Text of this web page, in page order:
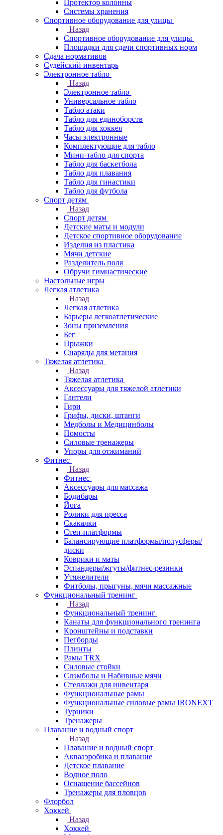
Протектор колонны
Системы хранения
Спортивное оборудование для улицы
Назад
Спортивное оборудование для улицы
Площадки для сдачи спортивных норм
Сдача нормативов
Судейский инвентарь
Электронное табло
Назад
Электронное табло
Универсальное табло
Табло атаки
Табло для единоборств
Табло для хоккея
Часы электронные
Комплектующие для табло
Мини-табло для спорта
Табло для баскетбола
Табло для плавания
Табло для гинастики
Табло для футбола
Спорт детям
Назад
Спорт детям
Детские маты и модули
Детское спортивное оборудование
Изделия из пластика
Мячи детские
Разделитель поля
Обручи гимнастические
Настольные игры
Легкая атлетика
Назад
Легкая атлетика
Барьеры легкоатлетические
Зоны приземления
Бег
Прыжки
Снаряды для метания
Тяжелая атлетика
Назад
Тяжелая атлетика
Аксессуары для тяжелой атлетики
Гантели
Гири
Грифы, диски, штанги
Медболы и Медицинболы
Помосты
Силовые тренажеры
Упоры для отжиманий
Фитнес
Назад
Фитнес
Аксессуары для массажа
Бодибары
Йога
Ролики для пресса
Скакалки
Степ-платформы
Балансирующие платформы/полусферы/
диски
Коврики и маты
Эспандеры/жгуты/фитнес-резинки
Утяжелители
Фитболы, прыгуны, мячи массажные
Функциональный тренинг
Назад
Функциональный тренинг
Канаты для функционального тренинга
Кронштейны и подставки
Пегборды
Плинты
Рамы TRX
Силовые стойки
Слэмболы и Набивные мячи
Стеллажи для инвентаря
Функциональные рамы
Функциональные силовые рамы IRONEXT
Турники
Тренажеры
Плавание и водный спорт
Назад
Плавание и водный спорт
Аквааэробика и плавание
Детское плавание
Водное поло
Оснащение бассейнов
Тренажеры для пловцов
Флорбол
Хоккей
Назад
Хоккей